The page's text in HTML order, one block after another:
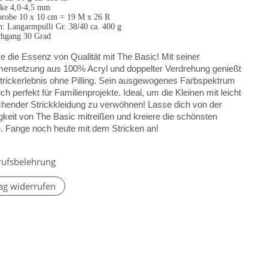
4,0-4,5 mm
10 x 10 cm = 19 M x 26 R
Langarmpulli Gr. 38/40 ca. 400 g
30 Grad
die Essenz von Qualität mit The Basic! Mit seiner
aus 100% Acryl und doppelter Verdrehung genießt
ohne Pilling. Sein ausgewogenes Farbspektrum
perfekt für Familienprojekte. Ideal, um die Kleinen mit leicht
Strickkleidung zu verwöhnen! Lasse dich von der
von The Basic mitreißen und kreiere die schönsten
Fange noch heute mit dem Stricken an!
widerrufen